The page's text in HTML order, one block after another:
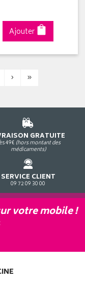
Ajouter
› »
GRATUITE
49€ (hors montant des
médicaments)
SERVICE CLIENT
09 72 09 30 00
votre mobile !